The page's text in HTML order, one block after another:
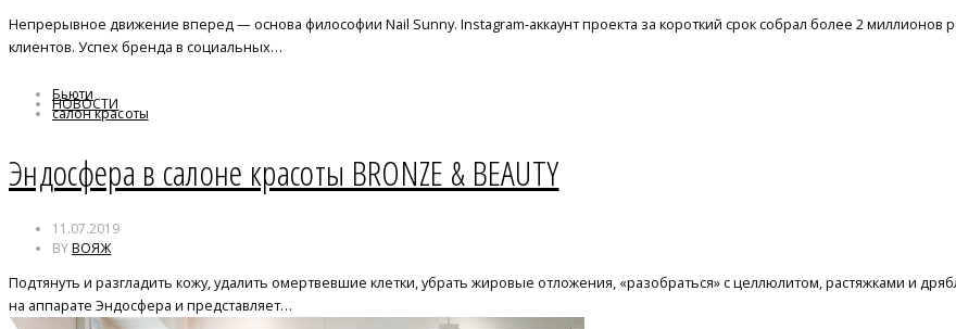
Непрерывное движение вперед — основа философии Nail Sunny. Instagram-аккаунт проекта за короткий срок собрал более 2
клиентов. Успех бренда в социальных…
НОВОСТИ
Бьюти
салон красоты
Эндосфера в салоне красоты BRONZE & BEAUTY
11.07.2019
BYВОЯЖ
Подтянуть и разгладить кожу, удалить омертвевшие клетки, убрать жировые отложения, «разобраться» с целлюлитом, растяжками и
на аппарате Эндосфера и представляет…